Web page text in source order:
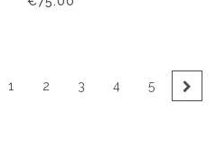
1 2 3 4 5 →